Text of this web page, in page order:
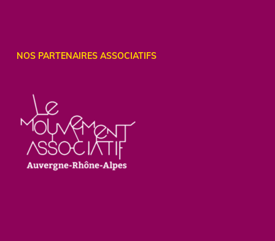
NOS PARTENAIRES ASSOCIATIFS